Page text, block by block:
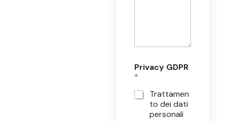
Privacy GDPR
*
Trattamen
to dei dati
personali